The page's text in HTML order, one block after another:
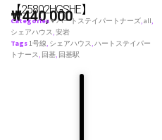
【25802HGSHE】
₩440,000
Categories♥ ハートステイパートナーズ,all,
シェアハウス,安岩
Tags1号線, シェアハウス,ハートステイパー
トナース, 回基, 回基駅